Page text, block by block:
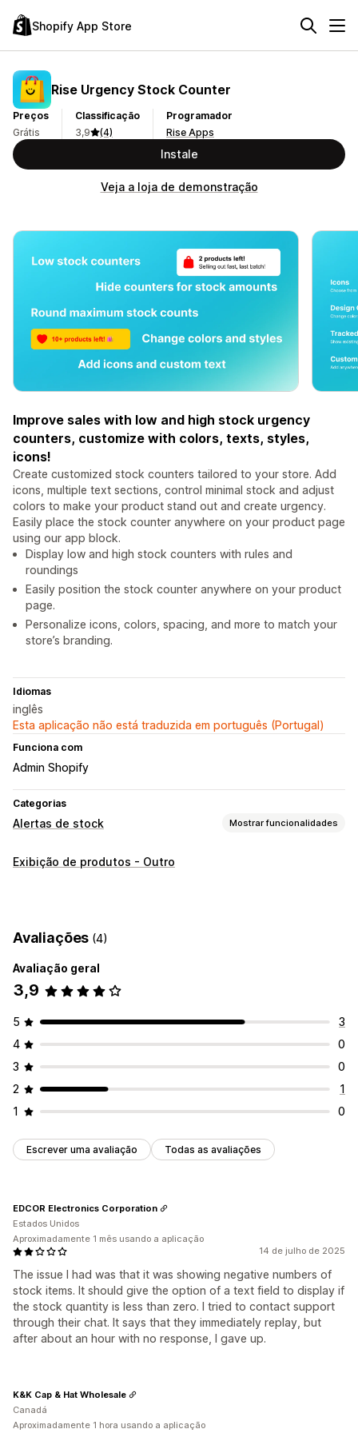
Shopify App Store
Rise Urgency Stock Counter
Preços
Grátis
Classificação
3,9
(4)
Programador
Rise Apps
Instale
Veja a loja de demonstração
Improve sales with low and high stock urgency
counters, customize with colors, texts, styles,
icons!
Create customized stock counters tailored to your store. Add
icons, multiple text sections, control minimal stock and adjust
colors to make your product stand out and create urgency.
Easily place the stock counter anywhere on your product page
using our app block.
Display low and high stock counters with rules and
roundings
Easily position the stock counter anywhere on your product
page.
Personalize icons, colors, spacing, and more to match your
store’s branding.
Idiomas
inglês
Esta aplicação não está traduzida em português (Portugal)
Funciona com
Admin Shopify
Categorias
Alertas de stock Mostrar funcionalidades
Notificações
Contador de stock
Análise de dados e relatórios
Rastreio de inventário
Exibição de produtos - Outro
Avaliações (4)
Avaliação geral
3,9
5
3
4
0
3
0
2
1
1
0
Escrever uma avaliação Todas as avaliações
14 de julho de 2025
The issue I had was that it was showing negative numbers of
stock items. It should give the option of a text field to display if
the stock quantity is less than zero. I tried to contact support
through their chat. It says that they immediately replay, but
after about an hour with no response, I gave up.
EDCOR Electronics Corporation
Estados Unidos
Aproximadamente 1 mês usando a aplicação
K&K Cap & Hat Wholesale
Canadá
Aproximadamente 1 hora usando a aplicação